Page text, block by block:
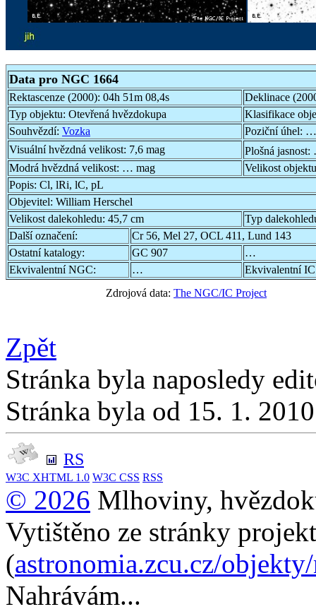
Data pro NGC 1664
Rektascenze (2000): 04h 51m 08,4s
Deklinace
Typ objektu: Otevřená hvězdokupa
Klasifikace
Souhvězdí: Vozka Poziční úhel: …
Visuální hvězdná velikost: 7,6 mag Plošná jasnost:
Modrá hvězdná velikost: … mag
Velikost
Popis: Cl, lRi, lC, pL
Objevitel: William Herschel
Velikost dalekohledu: 45,7 cm
Typ
Další označení:
Cr 56, Mel 27, OCL 411, Lund 143
Ostatní katalogy:
GC 907
…
Ekvivalentní NGC:
…
Ekvivalentní
Zdrojová data: The NGC/IC Project
Zpět
Stránka byla naposledy
Stránka byla od 15. 1.
RS
W3C XHTML 1.0 W3C CSS RSS
© 2026 Mlhoviny,
Vytištěno ze stránky
(astronomia.zcu.cz/
Nahrávám...